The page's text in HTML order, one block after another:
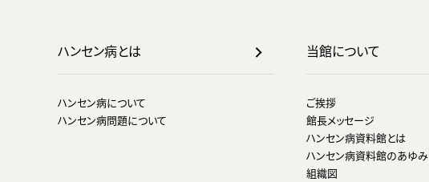
ハンセン病とは
ハンセン病について
ハンセン病問題について
当館について
ご挨拶
館長メッセージ
ハンセン病資料館とは
ハンセン病資料館のあゆみ
組織図